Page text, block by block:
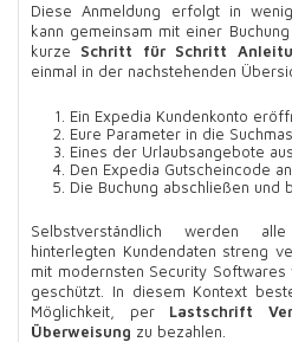
Diese Anmeldung erfolgt in
kann gemeinsam mit einer
kurze Schritt für Schritt
einmal in der nachstehenden
Ein Expedia Kundenkonto
Eure Parameter in die
Eines der Urlaubsangebote
Den Expedia Gutscheincode
Die Buchung abschließen und
Selbstverständlich werden
hinterlegten Kundendaten streng
mit modernsten Security
geschützt. In diesem Kontext
Möglichkeit, perLastschrift
Überweisung zu bezahlen.